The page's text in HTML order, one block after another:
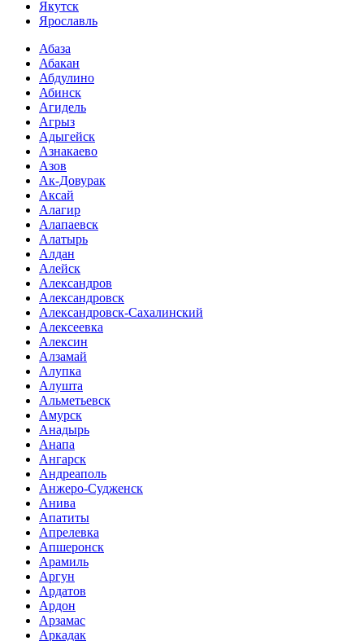
Якутск
Ярославль
Абаза
Абакан
Абдулино
Абинск
Агидель
Агрыз
Адыгейск
Азнакаево
Азов
Ак-Довурак
Аксай
Алагир
Алапаевск
Алатырь
Алдан
Алейск
Александров
Александровск
Александровск-Сахалинский
Алексеевка
Алексин
Алзамай
Алупка
Алушта
Альметьевск
Амурск
Анадырь
Анапа
Ангарск
Андреаполь
Анжеро-Судженск
Анива
Апатиты
Апрелевка
Апшеронск
Арамиль
Аргун
Ардатов
Ардон
Арзамас
Аркадак